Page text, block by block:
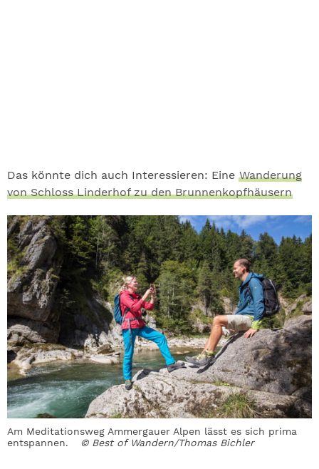
Das könnte dich auch Interessieren: Eine Wanderung
von Schloss Linderhof zu den Brunnenkopfhäusern
Am Meditationsweg Ammergauer Alpen lässt es sich prima
entspannen.
© Best of Wandern/Thomas Bichler